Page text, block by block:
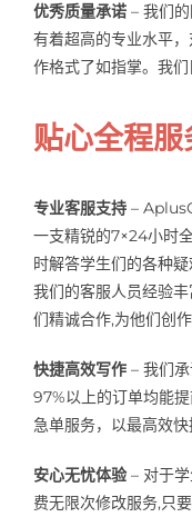
优秀质量承诺– 我们的
有着超高的专业水平
作格式了如指掌。我们
贴心全程
专业客服支持–
一支精锐的7×24小时
时解答学生们的各种
我们的客服人员经验
们精诚合作,为他们创
快捷高效写作– 我们承
97%以上的订单均能
急单服务，以最高效快
安心无忧体验– 对于学
费无限次修改服务,只